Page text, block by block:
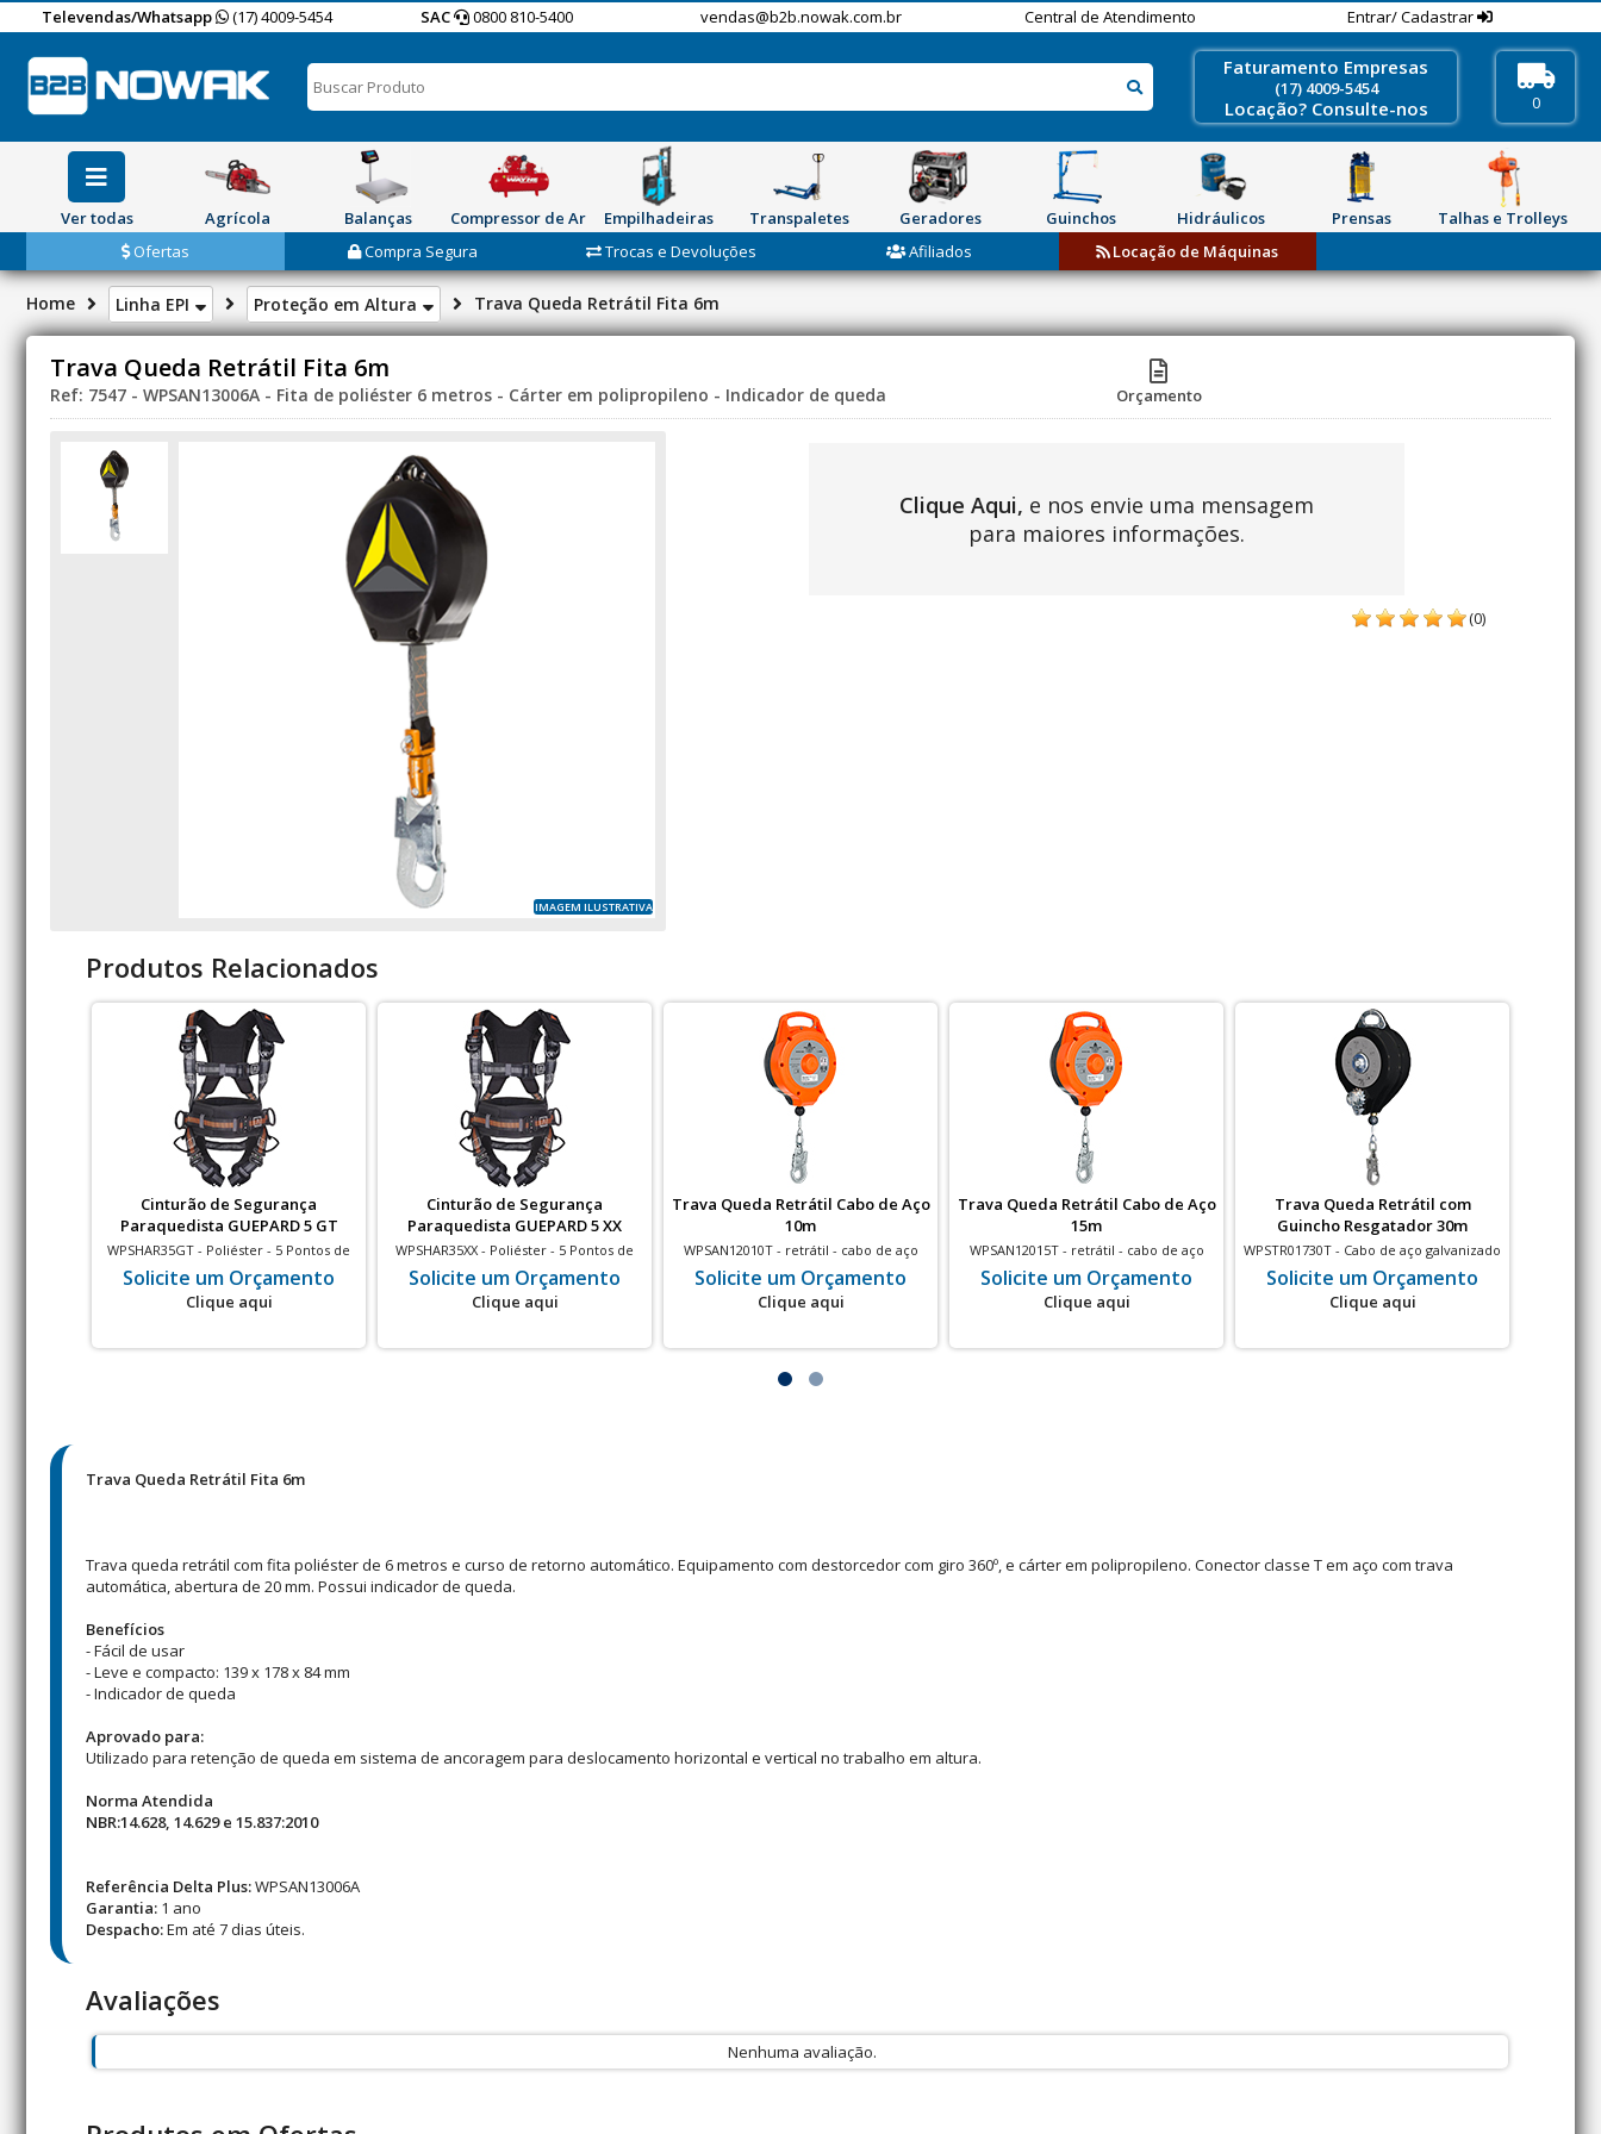
Televendas/Whatsapp (17) 4009-5454 SAC 0800 810-5400 vendas@b2b.nowak.com.br Central de Atendimento Entrar/ Cadastrar
Faturamento Empresas
(17) 4009-5454
Locação? Consulte-nos 0
Ver todas Agrícola Balanças Compressor de Ar Empilhadeiras Transpaletes Geradores Guinchos Hidráulicos Prensas
Talhas e Trolleys
Ofertas
Compra Segura Trocas e Devoluções Afiliados Locação de Máquinas
Home Linha EPI Proteção em Altura Trava Queda Retrátil Fita 6m
Trava Queda Retrátil Fita 6m
Ref: 7547 - WPSAN13006A - Fita de poliéster 6 metros - Cárter em polipropileno - Indicador de queda Orçamento
IMAGEM ILUSTRATIVA
Clique Aqui, e nos envie uma mensagem
para maiores informações.
(0)
Produtos Relacionados
Cinturão de Segurança
Paraquedista GUEPARD 5 GT
WPSHAR35GT - Poliéster - 5 Pontos de
Conexão - tamanho GT - Preto e Laranja
Solicite um Orçamento
Clique aqui
Cinturão de Segurança
Paraquedista GUEPARD 5 XX
WPSHAR35XX - Poliéster - 5 Pontos de
Conexão - tamanho XX - Preto e Laranja
Solicite um Orçamento
Clique aqui
Trava Queda Retrátil Cabo de Aço
10m
WPSAN12010T - retrátil - cabo de aço
zincado 10 metros - Cárter em ABS -
indicador de queda
Solicite um Orçamento
Clique aqui
Trava Queda Retrátil Cabo de Aço
15m
WPSAN12015T - retrátil - cabo de aço
zincado 15 metros - Cárter em ABS -
indicador de queda
Solicite um Orçamento
Clique aqui
Trava Queda Retrátil com
Guincho Resgatador 30m
WPSTR01730T - Cabo de aço galvanizado
- Manivela em Aço - Cárter em aço - 30
metros
Solicite um Orçamento
Clique aqui
Trava Queda Retrátil Fita 6m
Trava queda retrátil com fita poliéster de 6 metros e curso de retorno automático. Equipamento com destorcedor com giro 360º, e cárter em polipropileno. Conector classe T em aço com trava
automática, abertura de 20 mm. Possui indicador de queda.
Benefícios
- Fácil de usar
- Leve e compacto: 139 x 178 x 84 mm
- Indicador de queda
Aprovado para:
Utilizado para retenção de queda em sistema de ancoragem para deslocamento horizontal e vertical no trabalho em altura.
Norma Atendida
NBR:14.628, 14.629 e 15.837:2010
Referência Delta Plus:WPSAN13006A
Garantia: 1 ano
Despacho:Em até 7 dias úteis.
Avaliações
Nenhuma avaliação.